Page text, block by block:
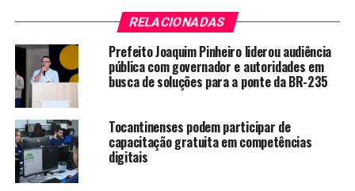
RELACIONADAS
Prefeito Joaquim Pinheiro liderou audiência
pública com governador e autoridades em
busca de soluções para a ponte da BR-235
Tocantinenses podem participar de
capacitação gratuita em competências
digitais